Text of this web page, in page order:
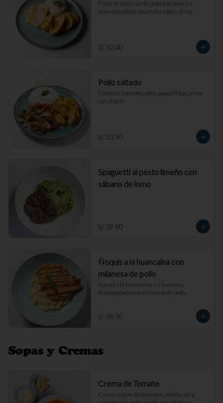
Filete de pechuga de pollo a la plancha,
acompañado de papas doradas y arroz.
S/ 32.00
Pollo saltado
Cebollas, tomates, ajíes, papas fritas, arroz
con choclo.
S/ 33.90
Spaguetti al pesto limeño con
sábana de lomo
S/ 39.90
Ñoquis a la huancaína con
milanesa de pollo
ñoquis a la huancaína o a la crema
Acompañado con milanesa de pollo.
S/ 38.90
Sopas y Cremas
Crema de Tomate
Crema a base de tomates, cebolla, ajo y